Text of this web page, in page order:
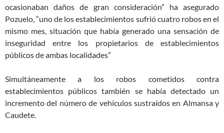
ocasionaban daños de gran consideración” ha asegurado
Pozuelo, “uno de los establecimientos sufrió cuatro robos en el
mismo mes, situación que había generado una sensación de
inseguridad entre los propietarios de establecimientos
públicos de ambas localidades”
Simultáneamente a los robos cometidos contra
establecimientos públicos también se había detectado un
incremento del número de vehículos sustraídos en Almansa y
Caudete.